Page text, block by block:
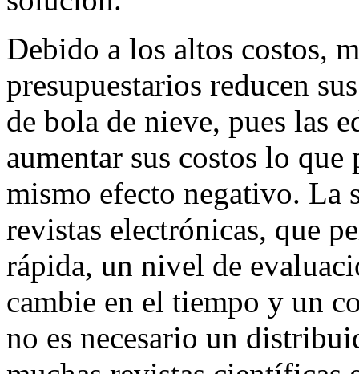
Debido a los altos costos,
presupuestarios reducen
de bola de nieve, pues las
aumentar sus costos lo
mismo efecto negativo. La
revistas electrónicas, que
rápida, un nivel de
cambie en el tiempo y un
no es necesario un